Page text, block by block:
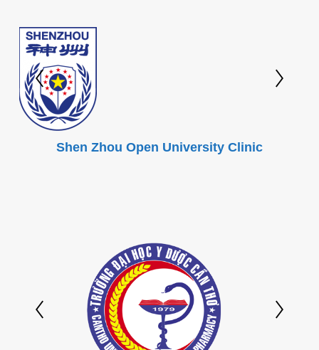
Shen Zhou Open University Clinic